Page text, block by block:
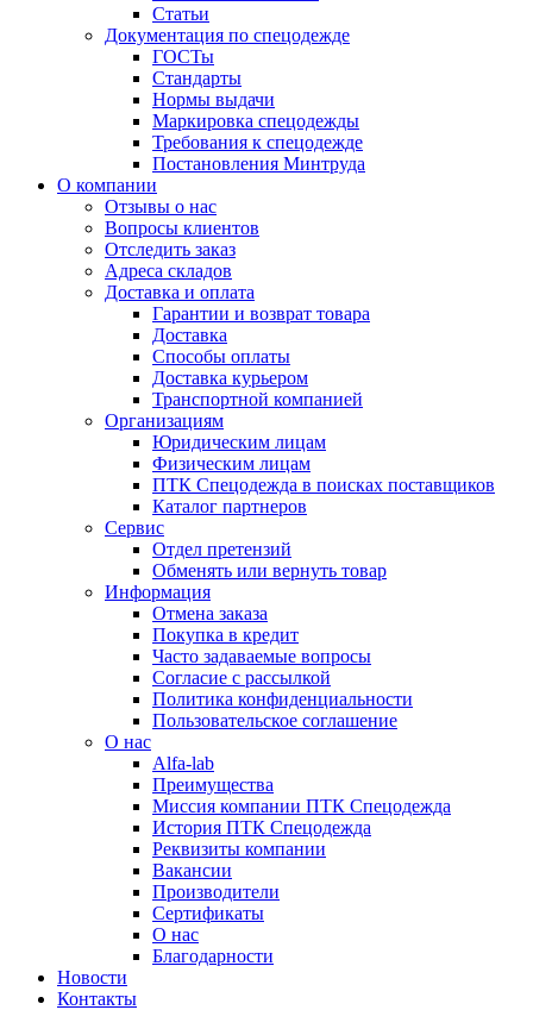
Статьи
Документация по спецодежде
ГОСТы
Cтандарты
Нормы выдачи
Маркировка спецодежды
Требования к спецодежде
Постановления Минтруда
О компании
Отзывы о нас
Вопросы клиентов
Отследить заказ
Адреса складов
Доставка и оплата
Гарантии и возврат товара
Доставка
Способы оплаты
Доставка курьером
Транспортной компанией
Организациям
Юридическим лицам
Физическим лицам
ПТК Спецодежда в поисках поставщиков
Каталог партнеров
Сервис
Отдел претензий
Обменять или вернуть товар
Информация
Отмена заказа
Покупка в кредит
Часто задаваемые вопросы
Согласие с рассылкой
Политика конфиденциальности
Пользовательское соглашение
О нас
Alfa-lab
Преимущества
Миссия компании ПТК Спецодежда
История ПТК Спецодежда
Реквизиты компании
Вакансии
Производители
Сертификаты
О нас
Благодарности
Новости
Контакты